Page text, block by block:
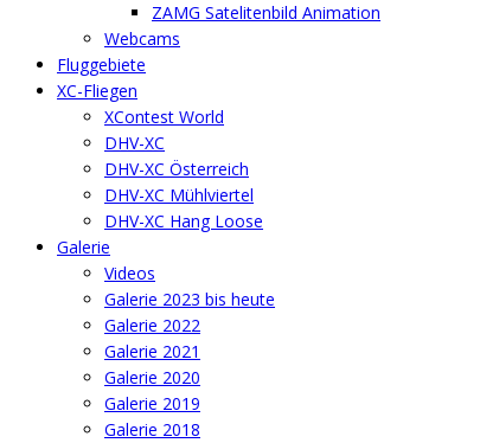
ZAMG Satelitenbild Animation
Webcams
Fluggebiete
XC-Fliegen
XContest World
DHV-XC
DHV-XC Österreich
DHV-XC Mühlviertel
DHV-XC Hang Loose
Galerie
Videos
Galerie 2023 bis heute
Galerie 2022
Galerie 2021
Galerie 2020
Galerie 2019
Galerie 2018